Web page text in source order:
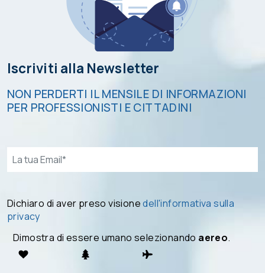
Iscriviti alla Newsletter
NON PERDERTI IL MENSILE DI INFORMAZIONI
PER PROFESSIONISTI E CITTADINI
Email*
Dichiaro di aver preso visionedell'informativa sulla
privacy
Dimostra di essere umano selezionando aereo.